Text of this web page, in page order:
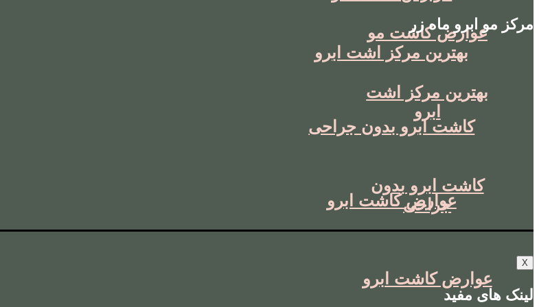
عوارض کاشت مو
بهترین مرکز اشت
ابرو
کاشت ابرو بدون
جراحی
عوارض کاشت ابرو
بهترین مرکز اشت ابرو
کاشت ابرو بدون جراحی
عوارض کاشت ابرو
X
مرکز مو ابرو ماه زر
لینک های مفید